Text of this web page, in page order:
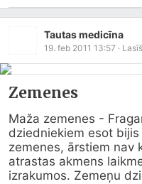
Tautas medicīna
19. feb 2011 13:57 ·
Zemenes
Maža zemenes -
dziedniekiem esot bijis
zemenes, ārstiem nav
atrastas akmens
izrakumos. Zemeņu